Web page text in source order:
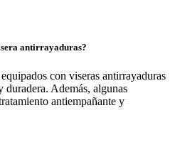
antirrayaduras?
con viseras antirrayaduras
duradera. Además, algunas
antiempañante y